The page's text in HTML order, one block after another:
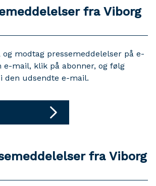
fra Viborg
og modtag pressemeddelelser på e-
e-mail, klik på abonner, og følg
den udsendte e-mail.
fra Viborg